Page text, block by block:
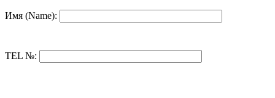
Имя (Name):
TEL №: